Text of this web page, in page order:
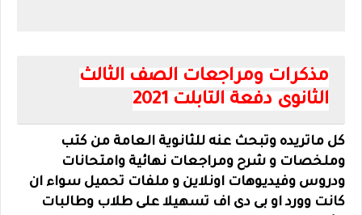
مذكرات ومراجعات الصف الثالث
الثانوى دفعة التابلت 2021
كل ماتريده وتبحث عنه للثانوية العامة من كتب
وملخصات و شرح ومراجعات نهائية وامتحانات
ودروس وفيديوهات اونلاين و ملفات تحميل سواء ان
كانت وورد او بى دى اف تسهيلا على طلاب وطالبات